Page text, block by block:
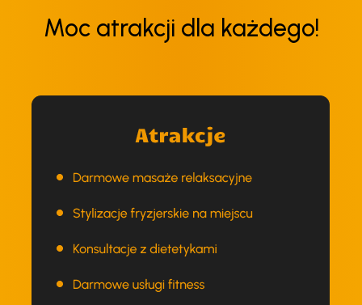
Moc atrakcji dla każdego!